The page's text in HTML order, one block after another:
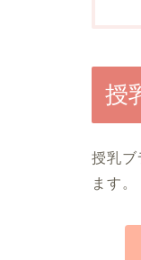
授
授乳ブ
ます。